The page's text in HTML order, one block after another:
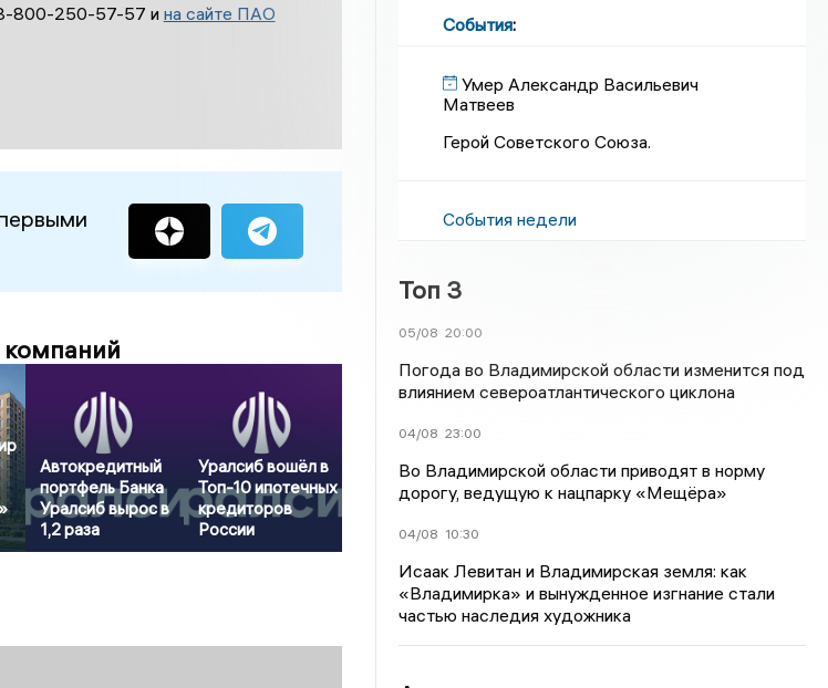
8-800-250-57-57 и на сайте ПАО
компаний
Автокредитный
портфель Банка
Уралсиб вырос в
1,2 раза
Уралсиб вошёл в
Топ-10 ипотечных
кредиторов
России
События:
Умер Александр Васильевич
Матвеев
Герой Советского Союза.
События недели
Топ 3
05/08 20:00
Погода во Владимирской области изменится под
влиянием североатлантического циклона
04/08 23:00
Во Владимирской области приводят в норму
дорогу, ведущую к нацпарку «Мещёра»
04/08 10:30
Исаак Левитан и Владимирская земля: как
«Владимирка» и вынужденное изгнание стали
частью наследия художника